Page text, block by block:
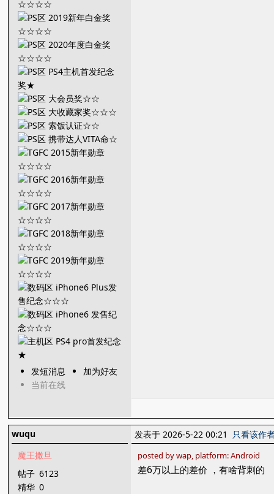
发短消息
加为好友
当前在线
wuqu
魔王撒旦
帖子 6123
精华 0
发表于 2026-5-22 00:21 只看该作
posted by wap, platform: Android
差6万以上的差价 ，有啥背刺的